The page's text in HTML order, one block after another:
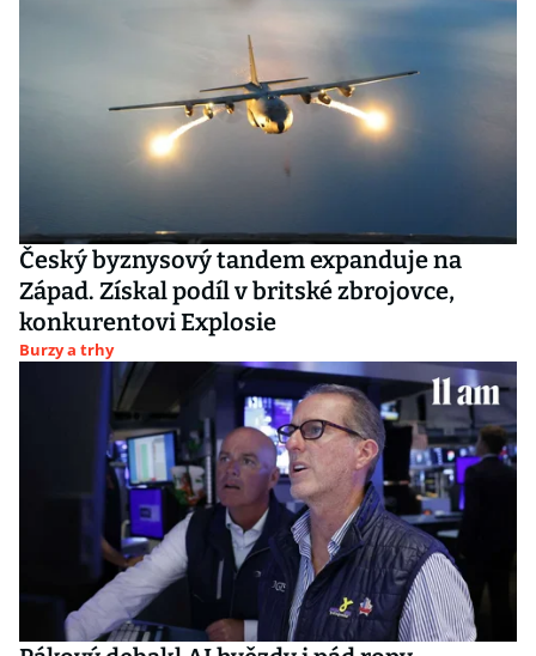
Český byznysový tandem expanduje na
Západ. Získal podíl v britské zbrojovce,
konkurentovi Explosie
Burzy a trhy